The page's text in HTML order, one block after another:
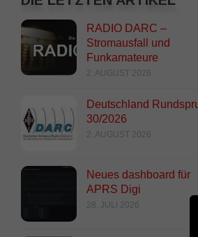
RADIO DARC –
Stromausfall und
Funkamateure
2. AUGUST 2026
Deutschland
30/2026
2. AUGUST 2026
Neues dashboard für
APRS Digi
28. JULI 2026